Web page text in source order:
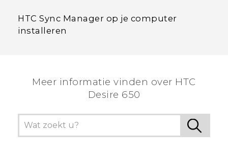
HTC Sync Manager op je computer
installeren
Meer informatie vinden over HTC
Desire 650